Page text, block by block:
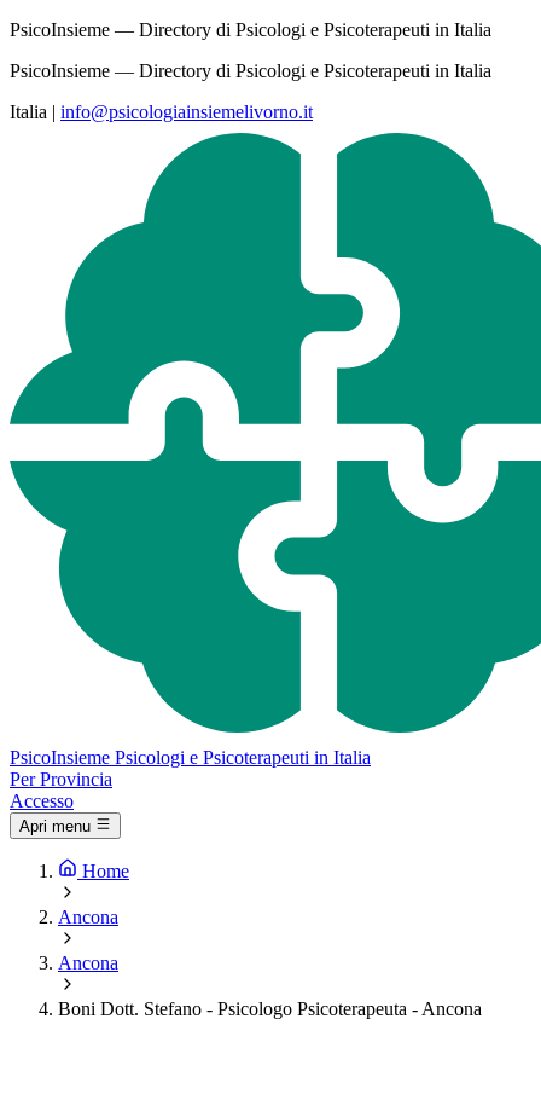
PsicoInsieme — Directory di Psicologi e Psicoterapeuti in Italia
PsicoInsieme — Directory di Psicologi e Psicoterapeuti in Italia
Italia | info@psicologiainsiemelivorno.it
PsicoInsieme Psicologi e Psicoterapeuti in Italia
Per Provincia
Accesso
Apri menu
Home
Ancona
Ancona
Boni Dott. Stefano - Psicologo Psicoterapeuta - Ancona